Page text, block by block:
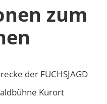
zum
der FUCHSJAGD
Kurort